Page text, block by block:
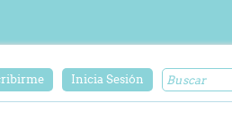
Inicia Sesión